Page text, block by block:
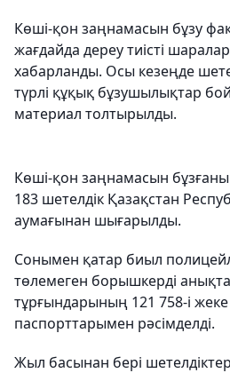
Көші-қон заңнамасын бұзу
жағдайда дереу тиісті
хабарланды. Осы кезеңде
түрлі құқық бұзушылықтар
материал толтырылды.
Көші-қон заңнамасын
183 шетелдік Қазақстан
аумағынан шығарылды.
Сонымен қатар биыл
төлемеген борышкерді
тұрғындарының 121 758-і жеке
паспорттарымен рәсімделді.
Жыл басынан бері